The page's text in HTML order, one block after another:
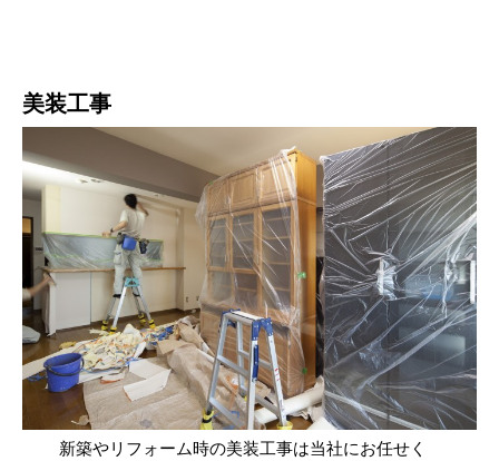
美装工事
新築やリフォーム時の美装工事は当社にお任せく